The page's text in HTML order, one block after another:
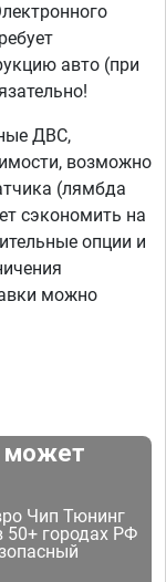
авто (при
ДВС,
возможно
(лямбда
сэкономить на
опции и
можно
может
Чип Тюнинг
50+ городах РФ